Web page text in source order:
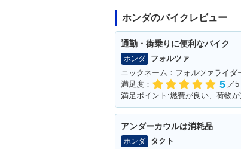
ホンダのバイクレビュー
通勤・街乗りに便利なバイク
ホンダ
フォルツァ
ニックネーム：フォルツァライダ
満足度：
5 ／5
満足ポイント:燃費が良い、荷物が
アンダーカウルは消耗品
ホンダ
タクト